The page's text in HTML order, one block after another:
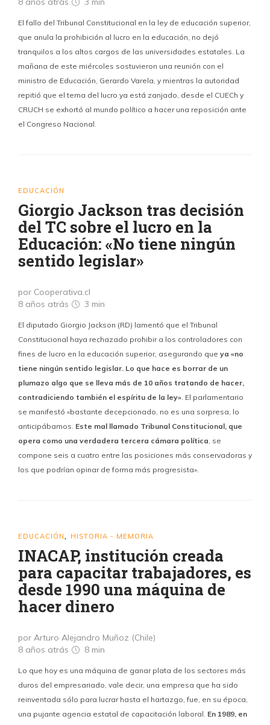
El fallo del Tribunal Constitucional en la ley de educación superior,
que anula la prohibición al lucro en la educación, no dejó
tranquilos a los altos cargos de las universidades estatales. La
mañana de este miércoles sostuvieron una reunión con el
ministro de Educación, Gerardo Varela, y mientras la autoridad
repitió que el tema del lucro ya está zanjado, desde el CUECh y
CRUCH se exhortó al mundo político a hacer una reposición ante
el Congreso Nacional.
EDUCACIÓN
Giorgio Jackson tras decisión
del TC sobre el lucro en la
Educación: «No tiene ningún
sentido legislar»
por Cooperativa.cl
8 años atrás
3 min
El diputado Giorgio Jackson (RD) lamentó que el Tribunal
Constitucional haya rechazado prohibir a los controladores con
fines de lucro en la educación superior, asegurando que ya «no
tiene ningún sentido legislar. Lo que hace es borrar de un
plumazo algo que se lleva más de 10 años tratando de hacer,
contradiciendo también el espíritu de la ley». El parlamentario
se manifestó «bastante decepcionado, no es una sorpresa, lo
anticipábamos. Este mal llamado Tribunal Constitucional, que
opera como una verdadera tercera cámara política, se
compone seis a cuatro entre las posiciones más conservadoras y
los que podrían opinar de forma más progresista».
EDUCACIÓN HISTORIA - MEMORIA
INACAP, institución creada
para capacitar trabajadores, es
desde 1990 una máquina de
hacer dinero
por Arturo Alejandro Muñoz (Chile)
8 años atrás
8 min
Lo que hoy es una máquina de ganar plata de los sectores más
duros del empresariado, vale decir, una empresa que ha sido
reinventada sólo para lucrar hasta el hartazgo, fue, en su época,
una pujante agencia estatal de capacitación laboral. En 1989, en